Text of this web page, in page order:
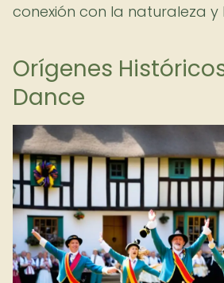
conexión con la naturaleza
Orígenes
Dance